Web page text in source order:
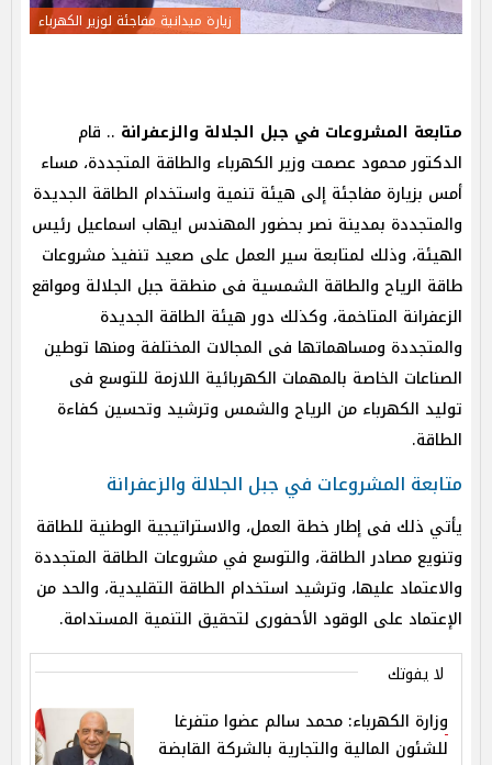
زيارة ميدانية مفاجئة لوزير الكهرباء
متابعة المشروعات في جبل الجلالة والزعفرانة .. قام
الدكتور محمود عصمت وزير الكهرباء والطاقة المتجددة، مساء
أمس بزيارة مفاجئة إلى هيئة تنمية واستخدام الطاقة الجديدة
والمتجددة بمدينة نصر بحضور المهندس ايهاب اسماعيل رئيس
الهيئة، وذلك لمتابعة سير العمل على صعيد تنفيذ مشروعات
طاقة الرياح والطاقة الشمسية فى منطقة جبل الجلالة ومواقع
الزعفرانة المتاخمة، وكذلك دور هيئة الطاقة الجديدة
والمتجددة ومساهماتها فى المجالات المختلفة ومنها توطين
الصناعات الخاصة بالمهمات الكهربائية اللازمة للتوسع فى
توليد الكهرباء من الرياح والشمس وترشيد وتحسين كفاءة
الطاقة.
متابعة المشروعات في جبل الجلالة والزعفرانة
يأتي ذلك فى إطار خطة العمل، والاستراتيجية الوطنية للطاقة
وتنويع مصادر الطاقة، والتوسع في مشروعات الطاقة المتجددة
والاعتماد عليها، وترشيد استخدام الطاقة التقليدية، والحد من
الإعتماد على الوقود الأحفورى لتحقيق التنمية المستدامة.
لا يفوتك
وزارة الكهرباء: محمد سالم عضوا متفرغا
للشئون المالية والتجارية بالشركة القابضة